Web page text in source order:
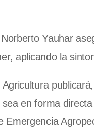
Yauhar
aplicando la
Agricultura
en forma
Emergencia